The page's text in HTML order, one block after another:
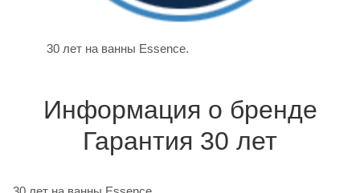
30 лет на ванны Essence.
Информация о бренде
Гарантия 30 лет